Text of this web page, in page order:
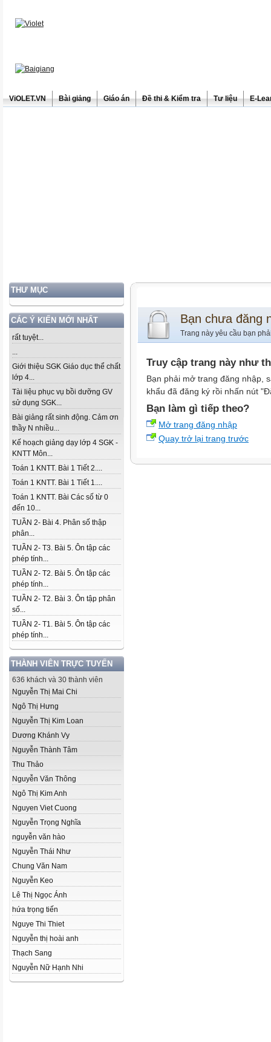
ViOLET.VN Bài giảng Giáo án Đề thi & Kiểm tra Tư liệu E-
THƯ MỤC
CÁC Ý KIẾN MỚI NHẤT
rất tuyệt...
...
Giới thiệu SGK Giáo dục thể chất
lớp 4...
Tài liệu phục vụ bồi dưỡng GV
sử dụng SGK...
Bài giảng rất sinh động. Cảm ơn
thầy N nhiều...
Kế hoạch giảng dạy lớp 4 SGK -
KNTT Môn...
Toán 1 KNTT. Bài 1 Tiết 2....
Toán 1 KNTT. Bài 1 Tiết 1....
Toán 1 KNTT. Bài Các số từ 0
đến 10...
TUẦN 2- Bài 4. Phân số thập
phân...
TUẦN 2- T3. Bài 5. Ôn tập các
phép tính...
TUẦN 2- T2. Bài 5. Ôn tập các
phép tính...
TUẦN 2- T2. Bài 3. Ôn tập phân
số...
TUẦN 2- T1. Bài 5. Ôn tập các
phép tính...
THÀNH VIÊN TRỰC TUYẾN
636 khách và 30 thành viên
Nguyễn Thị Mai Chi
Ngô Thị Hưng
Nguyễn Thị Kim Loan
Dương Khánh Vy
Nguyễn Thành Tâm
Thu Thảo
Nguyễn Văn Thông
Ngô Thị Kim Anh
Nguyen Viet Cuong
Nguyễn Trọng Nghĩa
nguyễn văn hào
Nguyễn Thái Như
Chung Văn Nam
Nguyễn Keo
Lê Thị Ngọc Ánh
hứa trọng tiến
Nguye Thi Thiet
Nguyễn thị hoài anh
Thạch Sang
Nguyễn Nữ Hạnh Nhi
Bạn chưa đăng
Trang này yêu cầu bạn
Truy cập trang này như
Bạn phải mở trang đăng nhập,
khẩu đã đăng ký rồi nhấn nút
Bạn làm gì tiếp theo?
Mở trang đăng nhập
Quay trở lại trang trước